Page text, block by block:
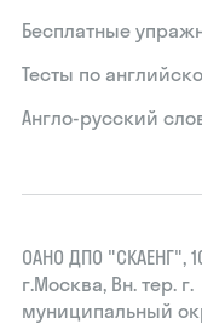
Бесплатные
Тесты по
Англо-русский
ОАНО ДПО "СКАЕНГ",
г.Москва, Вн. тер. г.
муниципальный